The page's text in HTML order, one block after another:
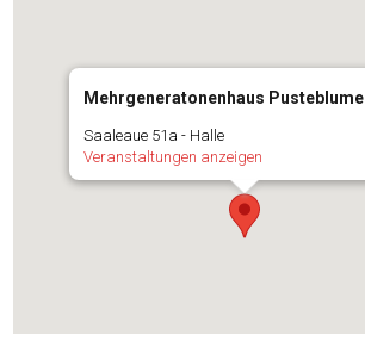
Mehrgeneratonenhaus Pusteblume
Saaleaue 51a - Halle
Veranstaltungen anzeigen